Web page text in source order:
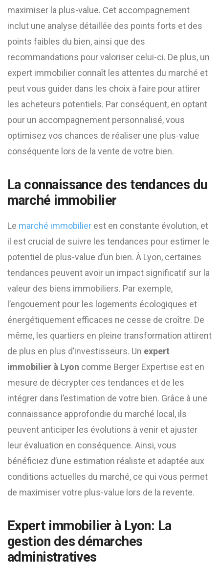
maximiser la plus-value. Cet accompagnement
inclut une analyse détaillée des points forts et des
points faibles du bien, ainsi que des
recommandations pour valoriser celui-ci. De plus, un
expert immobilier connaît les attentes du marché et
peut vous guider dans les choix à faire pour attirer
les acheteurs potentiels. Par conséquent, en optant
pour un accompagnement personnalisé, vous
optimisez vos chances de réaliser une plus-value
conséquente lors de la vente de votre bien.
La connaissance des tendances du
marché immobilier
Le marché immobilier est en constante évolution, et
il est crucial de suivre les tendances pour estimer le
potentiel de plus-value d’un bien. À Lyon, certaines
tendances peuvent avoir un impact significatif sur la
valeur des biens immobiliers. Par exemple,
l’engouement pour les logements écologiques et
énergétiquement efficaces ne cesse de croître. De
même, les quartiers en pleine transformation attirent
de plus en plus d’investisseurs. Un expert
immobilier à Lyon comme Berger Expertise est en
mesure de décrypter ces tendances et de les
intégrer dans l’estimation de votre bien. Grâce à une
connaissance approfondie du marché local, ils
peuvent anticiper les évolutions à venir et ajuster
leur évaluation en conséquence. Ainsi, vous
bénéficiez d’une estimation réaliste et adaptée aux
conditions actuelles du marché, ce qui vous permet
de maximiser votre plus-value lors de la revente.
Expert immobilier à Lyon: La
gestion des démarches
administratives